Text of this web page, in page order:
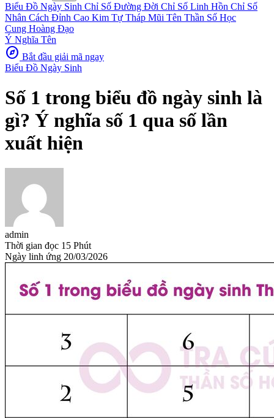
Biểu Đồ Ngày Sinh Chỉ Số Đường Đời Chỉ Số Linh Hồn Chỉ Số
Nhân Cách Đỉnh Cao Kim Tự Tháp Mũi Tên Thần Số Học
Cung Hoàng Đạo
Ý Nghĩa Tên
explore Bắt đầu giải mã ngay
Biểu Đồ Ngày Sinh
Số 1 trong biểu đồ ngày sinh là
gì? Ý nghĩa số 1 qua số lần
xuất hiện
admin
Thời gian đọc 15 Phút
Ngày linh ứng 20/03/2026